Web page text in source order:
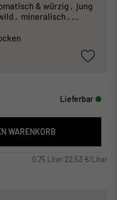
& würzig , jung
,
Lieferbar
WARENKORB
0,75 Liter 22,53 €/Liter